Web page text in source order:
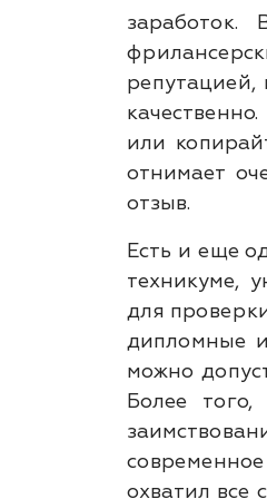
заработок.
репутацией,
или
отнимает
отзыв.
Есть и еще
техникуме,
для
дипломные
можно
Более
охватил все